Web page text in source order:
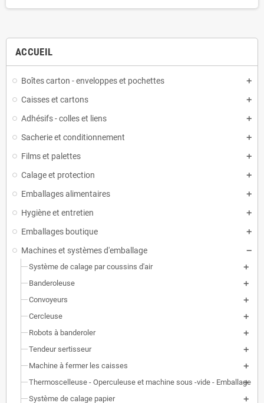
ACCUEIL
Boîtes carton - enveloppes et pochettes
Caisses et cartons
Adhésifs - colles et liens
Sacherie et conditionnement
Films et palettes
Calage et protection
Emballages alimentaires
Hygiène et entretien
Emballages boutique
Machines et systèmes d'emballage
Système de calage par coussins d'air
Banderoleuse
Convoyeurs
Cercleuse
Robots à banderoler
Tendeur sertisseur
Machine à fermer les caisses
Thermoscelleuse - Operculeuse et machine sous -vide - Emballage
Système de calage papier